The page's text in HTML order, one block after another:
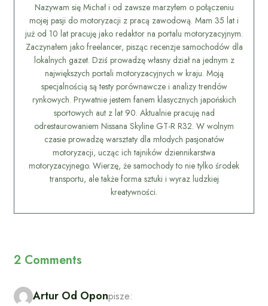
Nazywam się Michał i od zawsze marzyłem o połączeniu
mojej pasji do motoryzacji z pracą zawodową. Mam 35 lat i
już od 10 lat pracuję jako redaktor na portalu motoryzacyjnym.
Zaczynałem jako freelancer, pisząc recenzje samochodów dla
lokalnych gazet. Dziś prowadzę własny dział na jednym z
największych portali motoryzacyjnych w kraju. Moją
specjalnością są testy porównawcze i analizy trendów
rynkowych. Prywatnie jestem fanem klasycznych japońskich
sportowych aut z lat 90. Aktualnie pracuję nad
odrestaurowaniem Nissana Skyline GT-R R32. W wolnym
czasie prowadzę warsztaty dla młodych pasjonatów
motoryzacji, ucząc ich tajników dziennikarstwa
motoryzacyjnego. Wierzę, że samochody to nie tylko środek
transportu, ale także forma sztuki i wyraz ludzkiej
kreatywności.
2 Comments
Artur Od Oponpisze: